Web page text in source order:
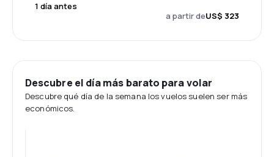
1 día antes
a partir deUS$ 323
Descubre el día más barato para volar
Descubre qué día de la semana los vuelos suelen ser más
económicos.